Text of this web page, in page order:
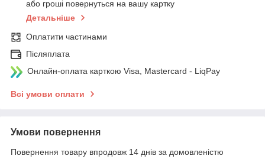
або гроші повернуться на вашу картку
Детальніше
Оплатити частинами
Післяплата
Онлайн-оплата карткою Visa, Mastercard - LiqPay
Всі умови оплати
Умови повернення
Повернення товару впродовж 14 днів за домовленістю